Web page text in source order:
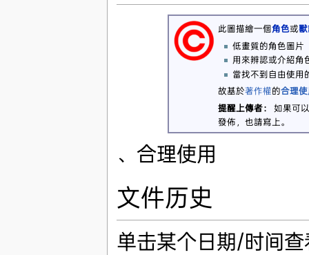
此圖描繪一個角色或
低畫質的角色圖片
用來辨認或介紹角
當找不到自由使用
故基於著作權的合理
提醒上傳者：
如果可
發佈，也請寫上。
、合理使用
文件历史
单击某个日期/时间